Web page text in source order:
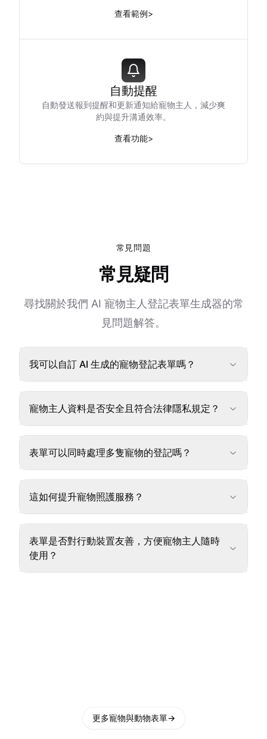
查看範例>
自動提醒
自動發送報到提醒和更新通知給寵物主人，減少爽
約與提升溝通效率。
查看功能>
常見問題
常見疑問
尋找關於我們 AI 寵物主人登記表單生成器的常
見問題解答。
我可以自訂 AI 生成的寵物登記表單嗎？
寵物主人資料是否安全且符合法律隱私規定？
表單可以同時處理多隻寵物的登記嗎？
這如何提升寵物照護服務？
表單是否對行動裝置友善，方便寵物主人隨時
使用？
更多寵物與動物表單→